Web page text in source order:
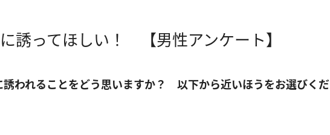
誘ってほしい！ 【男性アンケート】
誘われることをどう思いますか？ 以下から近いほうをお選びくだ